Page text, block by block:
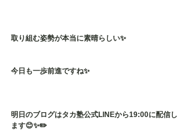
取り組む姿勢が本当に素晴らしい✨
今日も一歩前進ですね✨
明日のブログはタカ塾公式LINEから19:00に配信し
ます😊✨✏️